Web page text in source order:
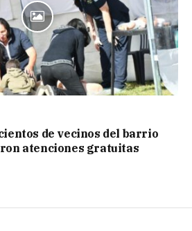
de vecinos del barrio
atenciones gratuitas